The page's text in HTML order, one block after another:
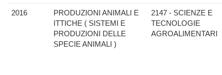
2016
PRODUZIONI ANIMALI E
ITTICHE ( SISTEMI E
PRODUZIONI DELLE
SPECIE ANIMALI )
2147 - SCIENZE E
TECNOLOGIE
AGROALIMENTARI